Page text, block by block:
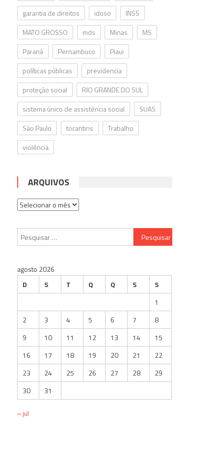
garantia de direitos
idoso
INSS
MATO GROSSO
mds Minas
MS
Paraná
Pernambuco
Piaui
políticas públicas
previdencia
proteção social
RIO GRANDE DO SUL
sistema único de assistência social
SUAS
São Paulo
tocantins
Trabalho
violência
ARQUIVOS
Arquivos
Pesquisar
por:
agosto 2026
D
S T Q Q S
S
1
2
3 4 5 6 7
8
9
10 11 12 13 14
15
16
17 18 19 20 21
22
23
24 25 26 27 28
29
30
31
« jul